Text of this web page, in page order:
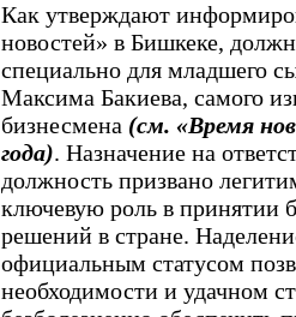
Как утверждают
новостей» в Бишкеке,
специально для младшего
Максима Бакиева, самого
бизнесмена (см. «Время
года). Назначение на
должность призвано
ключевую роль в принятии
решений в стране.
официальным статусом
необходимости и удачном